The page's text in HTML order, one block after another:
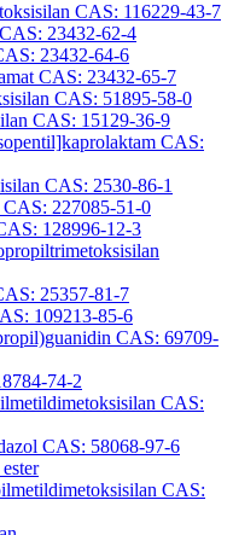
CAS: 116229-43-7
23432-62-4
23432-64-6
CAS: 23432-65-7
CAS: 51895-58-0
CAS: 15129-36-9
CAS:
CAS: 2530-86-1
227085-51-0
128996-12-3
25357-81-7
109213-85-6
CAS: 69709-
74-2
CAS:
CAS: 58068-97-6
CAS: